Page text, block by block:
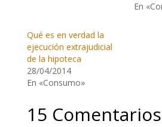
En
Qué es en verdad la
ejecución extrajudicial
de la hipoteca
28/04/2014
En «Consumo»
15 Comentarios